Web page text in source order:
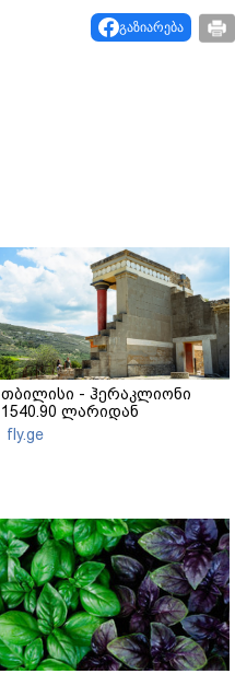
გაზიარება
თბილისი - ჰერაკლიონი
1540.90 ლარიდან
fly.ge